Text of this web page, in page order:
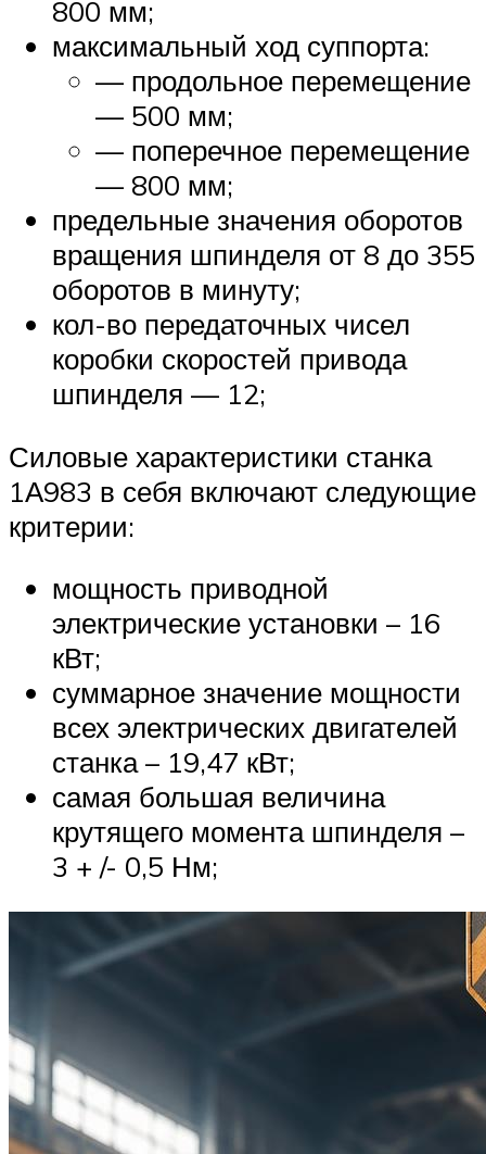
800 мм;
максимальный ход суппорта:
— продольное перемещение
— 500 мм;
— поперечное перемещение
— 800 мм;
предельные значения оборотов
вращения шпинделя от 8 до 355
оборотов в минуту;
кол-во передаточных чисел
коробки скоростей привода
шпинделя — 12;
Силовые характеристики станка
1А983 в себя включают следующие
критерии:
мощность приводной
электрические установки – 16
кВт;
суммарное значение мощности
всех электрических двигателей
станка – 19,47 кВт;
самая большая величина
крутящего момента шпинделя –
3 + /- 0,5 Нм;